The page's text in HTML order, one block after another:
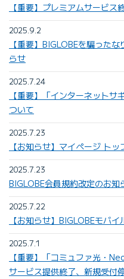
【重要】プレミアムサービス
2025.9.2
【重要】BIGLOBEを騙った
らせ
2025.7.24
【重要】「インターネット
ついて
2025.7.23
【お知らせ】マイページ ト
2025.7.23
BIGLOBE会員規約改定のお
2025.7.22
【お知らせ】BIGLOBEモバ
2025.7.1
【重要】「コミュファ光・
サービス提供終了、新規受付